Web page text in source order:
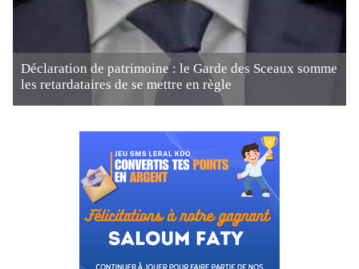
Déclaration de patrimoine : le Garde des Sceaux somme
les retardataires de se mettre en règle